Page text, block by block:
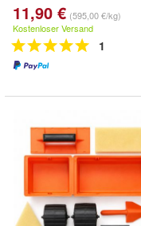
11,90 € (595,00 €/kg)
Kostenloser Versand
1